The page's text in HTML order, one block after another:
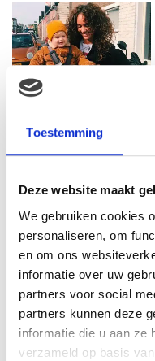
Toestemming
Deze website maakt
We gebruiken cookies
personaliseren, om
en om ons
informatie over uw
partners voor social
partners kunnen deze
informatie die u aan ze
verzameld op basis